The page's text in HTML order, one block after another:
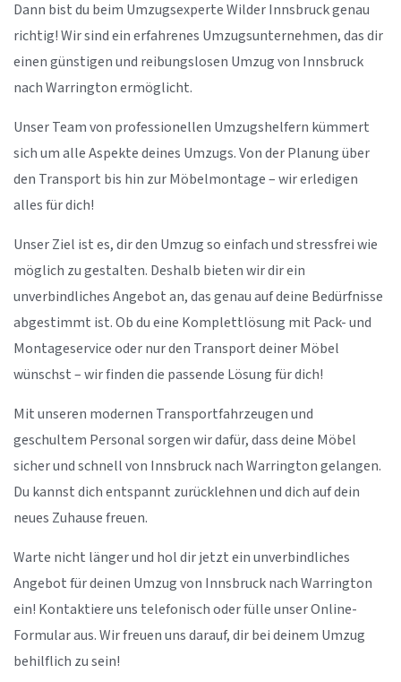
Dann bist du beim Umzugsexperte Wilder Innsbruck genau
richtig! Wir sind ein erfahrenes Umzugsunternehmen, das dir
einen günstigen und reibungslosen Umzug von Innsbruck
nach Warrington ermöglicht.
Unser Team von professionellen Umzugshelfern kümmert
sich um alle Aspekte deines Umzugs. Von der Planung über
den Transport bis hin zur Möbelmontage – wir erledigen
alles für dich!
Unser Ziel ist es, dir den Umzug so einfach und stressfrei wie
möglich zu gestalten. Deshalb bieten wir dir ein
unverbindliches Angebot an, das genau auf deine Bedürfnisse
abgestimmt ist. Ob du eine Komplettlösung mit Pack- und
Montageservice oder nur den Transport deiner Möbel
wünschst – wir finden die passende Lösung für dich!
Mit unseren modernen Transportfahrzeugen und
geschultem Personal sorgen wir dafür, dass deine Möbel
sicher und schnell von Innsbruck nach Warrington gelangen.
Du kannst dich entspannt zurücklehnen und dich auf dein
neues Zuhause freuen.
Warte nicht länger und hol dir jetzt ein unverbindliches
Angebot für deinen Umzug von Innsbruck nach Warrington
ein! Kontaktiere uns telefonisch oder fülle unser Online-
Formular aus. Wir freuen uns darauf, dir bei deinem Umzug
behilflich zu sein!